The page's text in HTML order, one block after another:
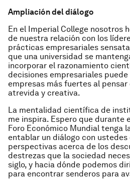
Ampliación del diálogo
En el Imperial College nosotros
de nuestra relación con los
prácticas empresariales
que una universidad se
incorporar el razonamiento
decisiones empresariales
empresas más fuertes al pensar
atrevida y creativa.
La mentalidad científica de
me inspira. Espero que durante
Foro Económico Mundial tenga
entablar un diálogo con ustedes
perspectivas acerca de los
destrezas que la sociedad
siglo, y hacia dónde podemos
para encontrar senderos para